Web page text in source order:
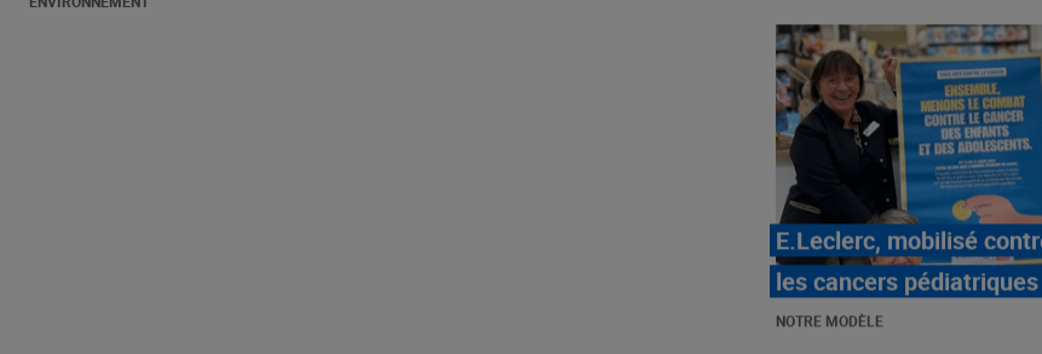
LE MOUVEMENT
E.LECLERC ET SES
COMBATS
NOTRE MODÈLE